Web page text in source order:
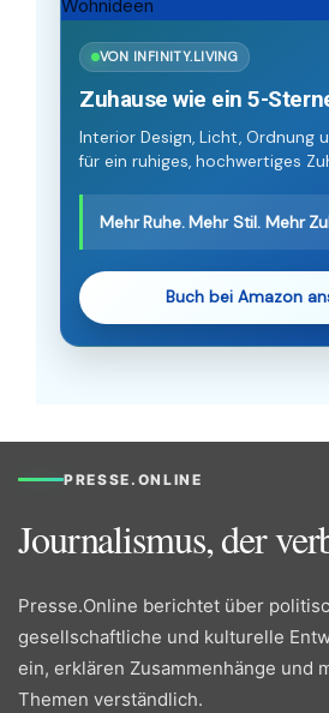
VON INFINITY.LIVING
Zuhause wie ein 5-
Interior Design, Licht, Ordnung
für ein ruhiges, hochwertiges
Mehr Ruhe. Mehr Stil. Mehr
Buch bei Amazon
PRESSE.ONLINE
Journalismus, der
Presse.Online berichtet über
gesellschaftliche und kulturelle
ein, erklären Zusammenhänge und
Themen verständlich.